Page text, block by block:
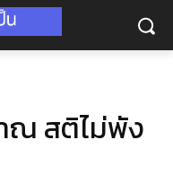
ณ สติไม่พัง